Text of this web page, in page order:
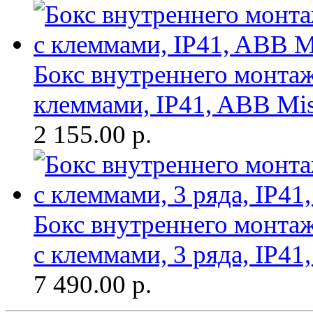
Бокс внутреннего
клеммами, IP41, ABB
2 155.00 р.
Бокс внутреннего
с клеммами, 3 ряда,
7 490.00 р.